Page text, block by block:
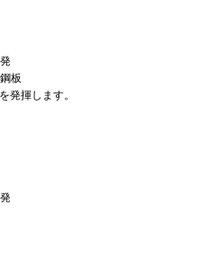
板
発揮します。